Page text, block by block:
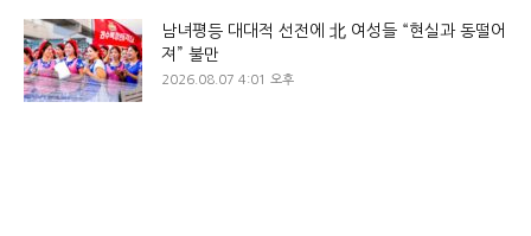
남녀평등 대대적 선전에 北 여성들 “현실과 동떨어
져” 불만
2026.08.07 4:01 오후